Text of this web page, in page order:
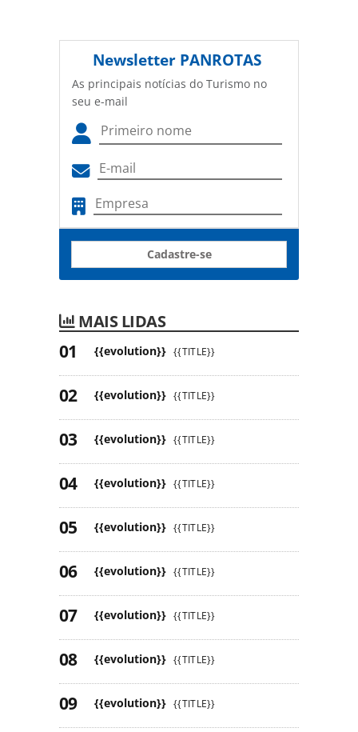
Newsletter PANROTAS
As principais notícias do Turismo no
seu e-mail
Cadastre-se
MAIS LIDAS
{{evolution}} {{TITLE}}
{{evolution}} {{TITLE}}
{{evolution}} {{TITLE}}
{{evolution}} {{TITLE}}
{{evolution}} {{TITLE}}
{{evolution}} {{TITLE}}
{{evolution}} {{TITLE}}
{{evolution}} {{TITLE}}
{{evolution}} {{TITLE}}